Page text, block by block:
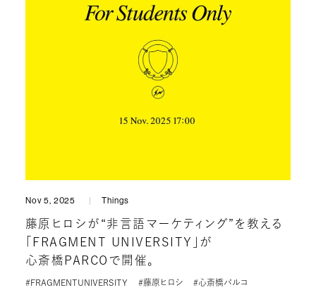
Nov 5, 2025 Things
藤原ヒロシが“非言語マーケティング”を教える
「FRAGMENT UNIVERSITY」が
心斎橋PARCOで開催。
#FRAGMENTUNIVERSITY #藤原ヒロシ #心斎橋パルコ